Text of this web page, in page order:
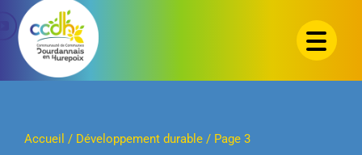
Passer
contenu
Accueil / Développement durable/ Page 3